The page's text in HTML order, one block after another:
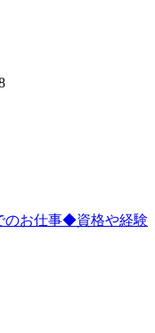
のお仕事◆資格や経験